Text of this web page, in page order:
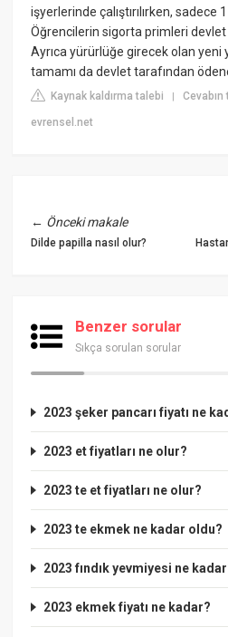
işyerlerinde çalıştırılırken, sadece
Öğrencilerin sigorta primleri devlet
Ayrıca yürürlüğe girecek olan
tamamı da devlet tarafından
Kaynak kaldırma talebi |Cevabın
evrensel.net
← Önceki makale
Dilde papilla nasıl olur?
Benzer sorular
Sıkça sorulan sorular
2023 şeker pancarı fiyatı ne
2023 et fiyatları ne olur?
2023 te et fiyatları ne olur?
2023 te ekmek ne kadar oldu?
2023 fındık yevmiyesi ne
2023 ekmek fiyatı ne kadar?